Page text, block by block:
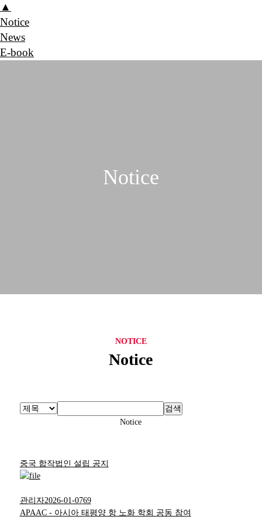
▲
Notice
News
E-book
Notice
NOTICE
Notice
검색
Notice
중국 합작법인 설립 공지
관리자2026-01-0769
APAAC - 아시아 태평양 항 노화 학회 공동 참여